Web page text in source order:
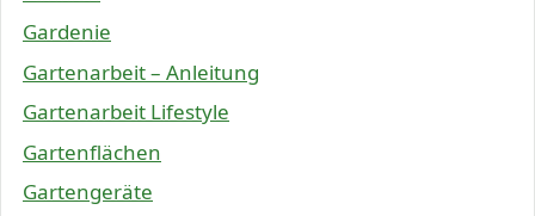
Gardenie
Gartenarbeit – Anleitung
Gartenarbeit Lifestyle
Gartenflächen
Gartengeräte